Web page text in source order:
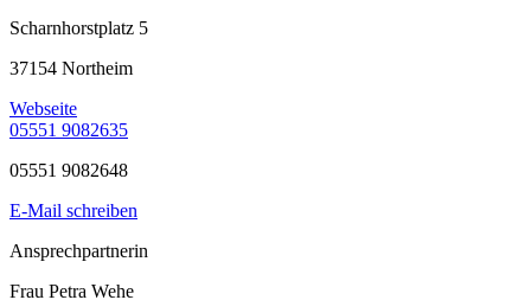
Scharnhorstplatz 5
37154 Northeim
Webseite
05551 9082635
05551 9082648
E-Mail schreiben
Ansprechpartnerin
Frau Petra Wehe